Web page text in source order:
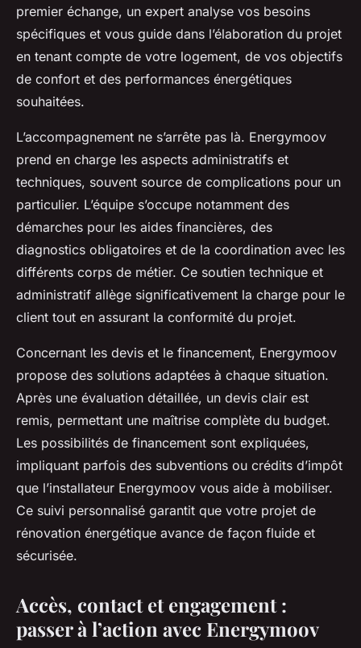
premier échange, un expert analyse vos besoins
spécifiques et vous guide dans l’élaboration du projet
en tenant compte de votre logement, de vos objectifs
de confort et des performances énergétiques
souhaitées.
L’accompagnement ne s’arrête pas là. Energymoov
prend en charge les aspects administratifs et
techniques, souvent source de complications pour un
particulier. L’équipe s’occupe notamment des
démarches pour les aides financières, des
diagnostics obligatoires et de la coordination avec les
différents corps de métier. Ce soutien technique et
administratif allège significativement la charge pour le
client tout en assurant la conformité du projet.
Concernant les devis et le financement, Energymoov
propose des solutions adaptées à chaque situation.
Après une évaluation détaillée, un devis clair est
remis, permettant une maîtrise complète du budget.
Les possibilités de financement sont expliquées,
impliquant parfois des subventions ou crédits d’impôt
que l’installateur Energymoov vous aide à mobiliser.
Ce suivi personnalisé garantit que votre projet de
rénovation énergétique avance de façon fluide et
sécurisée.
Accès, contact et engagement :
passer à l’action avec Energymoov